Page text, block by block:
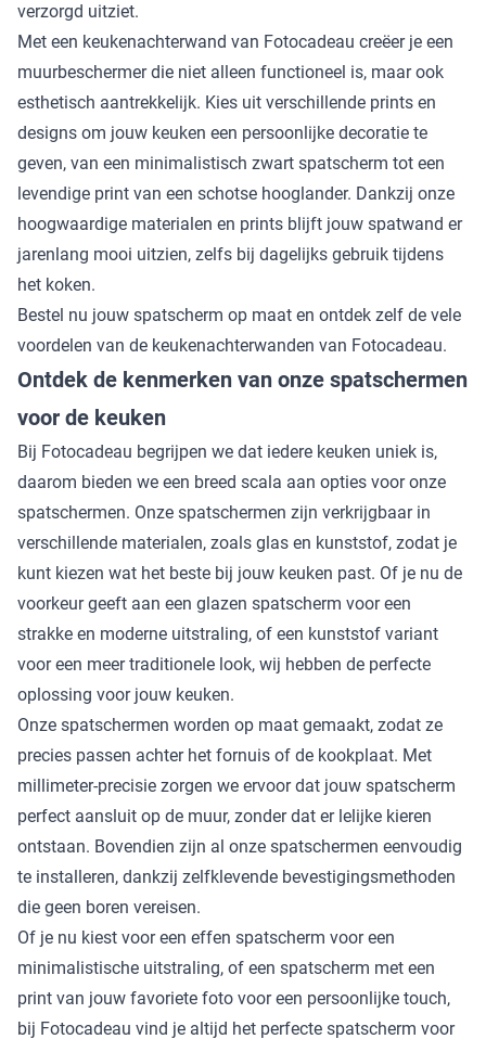
verzorgd uitziet.
Met een keukenachterwand van Fotocadeau creëer je een
muurbeschermer die niet alleen functioneel is, maar ook
esthetisch aantrekkelijk. Kies uit verschillende prints en
designs om jouw keuken een persoonlijke decoratie te
geven, van een minimalistisch zwart spatscherm tot een
levendige print van een schotse hooglander. Dankzij onze
hoogwaardige materialen en prints blijft jouw spatwand er
jarenlang mooi uitzien, zelfs bij dagelijks gebruik tijdens
het koken.
Bestel nu jouw spatscherm op maat en ontdek zelf de vele
voordelen van de keukenachterwanden van Fotocadeau.
Ontdek de kenmerken van onze spatschermen
voor de keuken
Bij Fotocadeau begrijpen we dat iedere keuken uniek is,
daarom bieden we een breed scala aan opties voor onze
spatschermen. Onze spatschermen zijn verkrijgbaar in
verschillende materialen, zoals glas en kunststof, zodat je
kunt kiezen wat het beste bij jouw keuken past. Of je nu de
voorkeur geeft aan een glazen spatscherm voor een
strakke en moderne uitstraling, of een kunststof variant
voor een meer traditionele look, wij hebben de perfecte
oplossing voor jouw keuken.
Onze spatschermen worden op maat gemaakt, zodat ze
precies passen achter het fornuis of de kookplaat. Met
millimeter-precisie zorgen we ervoor dat jouw spatscherm
perfect aansluit op de muur, zonder dat er lelijke kieren
ontstaan. Bovendien zijn al onze spatschermen eenvoudig
te installeren, dankzij zelfklevende bevestigingsmethoden
die geen boren vereisen.
Of je nu kiest voor een effen spatscherm voor een
minimalistische uitstraling, of een spatscherm met een
print van jouw favoriete foto voor een persoonlijke touch,
bij Fotocadeau vind je altijd het perfecte spatscherm voor